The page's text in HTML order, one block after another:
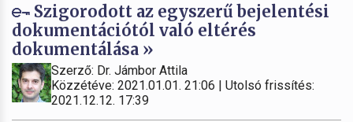
Szigorodott az egyszerű bejelentési
dokumentációtól való eltérés
dokumentálása »
Szerző: Dr. Jámbor Attila
Közzétéve: 2021.01.01. 21:06 | Utolsó frissítés:
2021.12.12. 17:39